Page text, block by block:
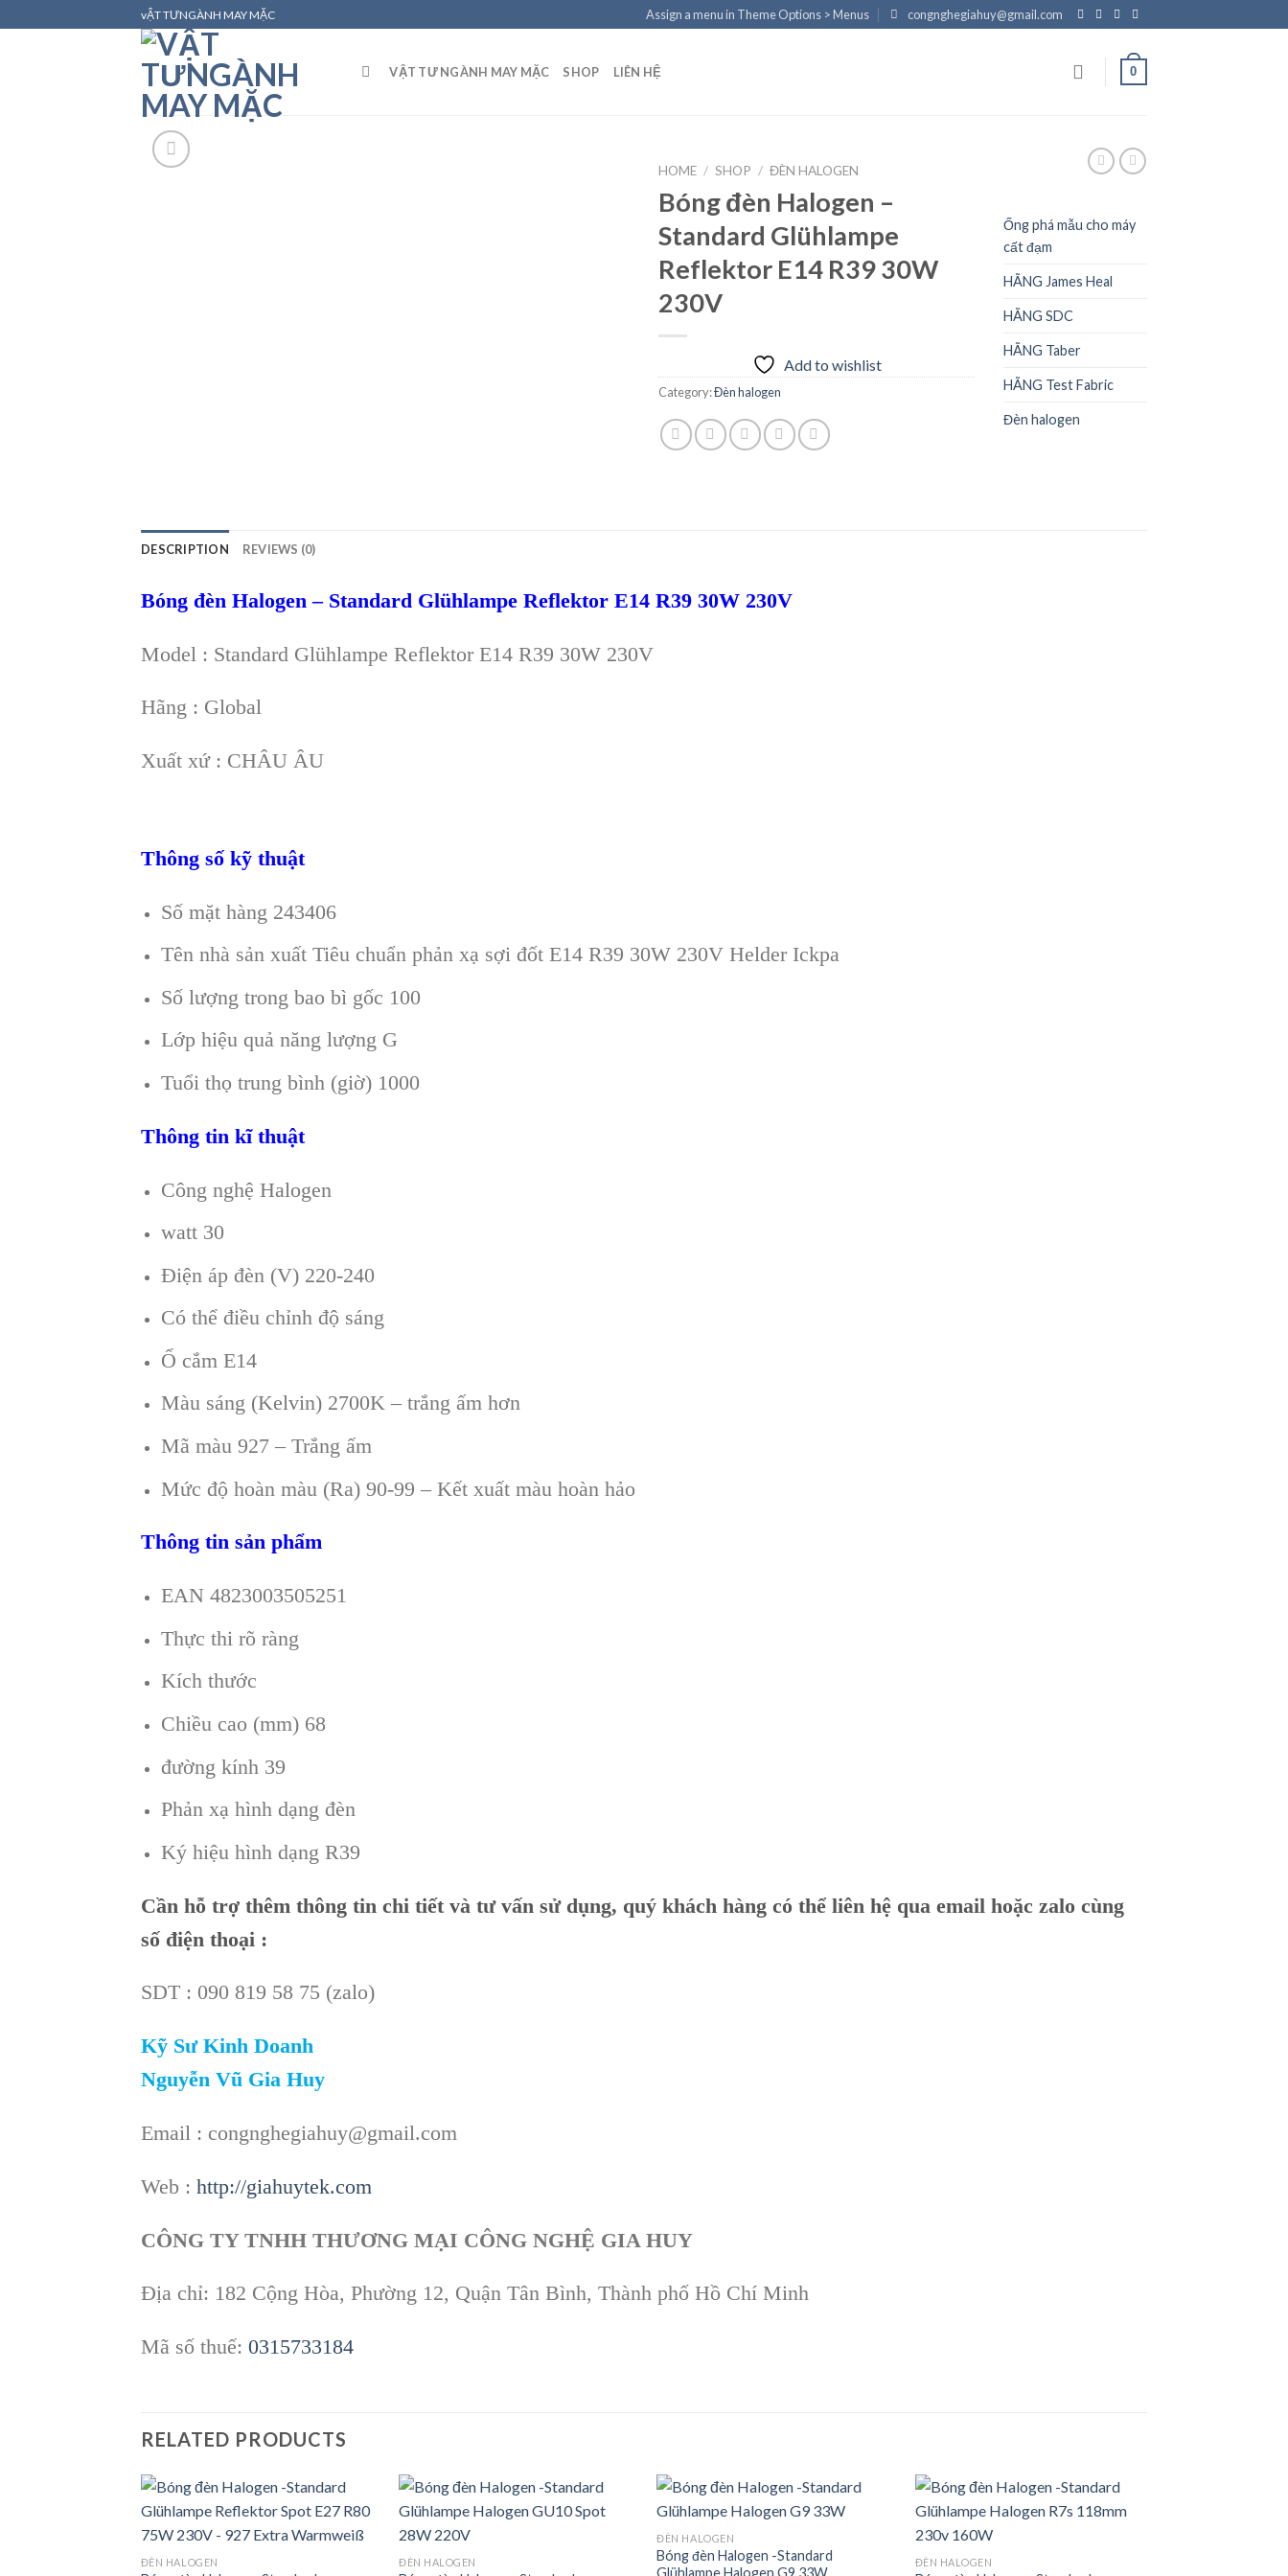
to
vẬT TƯNGÀNH MAY MẶC Assign a menu in Theme Options > Menus congnghegiahuy@gmail.com
VẬT TƯ NGÀNH MAY MẶC SHOP LIÊN HỆ 0
HOME / SHOP / ĐÈN HALOGEN
Bóng đèn Halogen –
Standard Glühlampe
Reflektor E14 R39 30W
230V
Add to wishlist
Category:Đèn halogen
Ống phá mẫu cho máy
cất đạm
HÃNG James Heal
HÃNG SDC
HÃNG Taber
HÃNG Test Fabric
Đèn halogen
DESCRIPTION REVIEWS (0)
Bóng đèn Halogen – Standard Glühlampe Reflektor E14 R39 30W 230V
Model : Standard Glühlampe Reflektor E14 R39 30W 230V
Hãng : Global
Xuất xứ : CHÂU ÂU
Thông số kỹ thuật
Số mặt hàng 243406
Tên nhà sản xuất Tiêu chuẩn phản xạ sợi đốt E14 R39 30W 230V Helder Ickpa
Số lượng trong bao bì gốc 100
Lớp hiệu quả năng lượng G
Tuổi thọ trung bình (giờ) 1000
Thông tin kĩ thuật
Công nghệ Halogen
watt 30
Điện áp đèn (V) 220-240
Có thể điều chỉnh độ sáng
Ổ cắm E14
Màu sáng (Kelvin) 2700K – trắng ấm hơn
Mã màu 927 – Trắng ấm
Mức độ hoàn màu (Ra) 90-99 – Kết xuất màu hoàn hảo
Thông tin sản phẩm
EAN 4823003505251
Thực thi rõ ràng
Kích thước
Chiều cao (mm) 68
đường kính 39
Phản xạ hình dạng đèn
Ký hiệu hình dạng R39
Cần hỗ trợ thêm thông tin chi tiết và tư vấn sử dụng, quý khách hàng có thể liên hệ qua email hoặc zalo cùng
số điện thoại :
SDT : 090 819 58 75 (zalo)
Kỹ Sư Kinh Doanh
Nguyễn Vũ Gia Huy
Email : congnghegiahuy@gmail.com
Web : http://giahuytek.com
CÔNG TY TNHH THƯƠNG MẠI CÔNG NGHỆ GIA HUY
Địa chỉ: 182 Cộng Hòa, Phường 12, Quận Tân Bình, Thành phố Hồ Chí Minh
Mã số thuế: 0315733184
RELATED PRODUCTS
ĐÈN HALOGEN ĐÈN HALOGEN
ĐÈN HALOGEN
Bóng đèn Halogen -Standard
Glühlampe Halogen G9 33W
ĐÈN HALOGEN